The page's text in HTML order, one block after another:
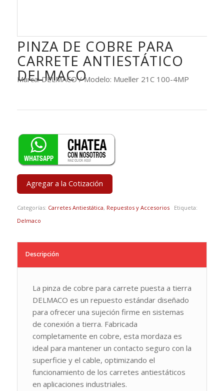
PINZA DE COBRE PARA
CARRETE ANTIESTÁTICO
DELMACO
Marca: DELMACO / Modelo: Mueller 21C 100-4MP
Agregar a la Cotización
Categorías: Carretes Antiestática, Repuestos y Accesorios
Etiqueta:
Delmaco
Descripción
La pinza de cobre para carrete puesta a tierra
DELMACO es un repuesto estándar diseñado
para ofrecer una sujeción firme en sistemas
de conexión a tierra. Fabricada
completamente en cobre, esta mordaza es
ideal para mantener un contacto seguro con la
superficie y el cable, optimizando el
funcionamiento de los carretes antiestáticos
en aplicaciones industriales.